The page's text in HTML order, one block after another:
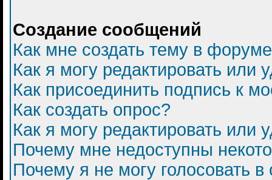
Создание сообщений
Как мне создать тему в
Как я могу редактировать или
Как присоединить подпись к
Как создать опрос?
Как я могу редактировать или
Почему мне недоступны
Почему я не могу голосовать в